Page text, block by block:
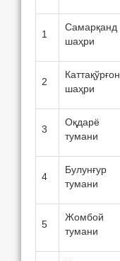
1
Самарқанд
шаҳри
2
Каттақўрғон
шаҳри
3
Оқдарё
тумани
4
Булунғур
тумани
5
Жомбой
тумани